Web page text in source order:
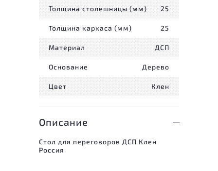
Толщина столешницы (мм) 25
Толщина каркаса (мм) 25
Материал ДСП
Основание Дерево
Цвет Клен
Описание
Стол для переговоров ДСП Клен
Россия